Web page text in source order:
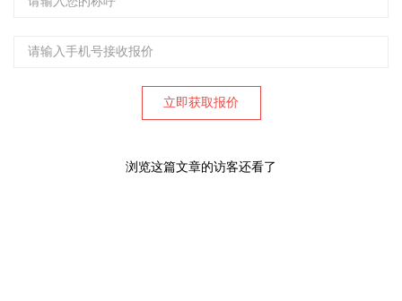
浏览这篇文章的访客还看了